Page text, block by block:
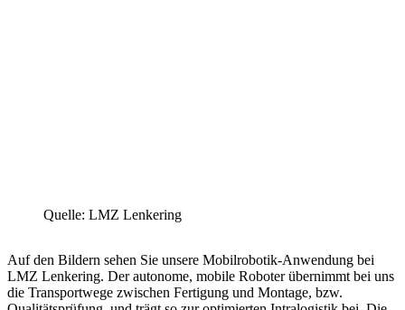
Quelle: LMZ Lenkering
Auf den Bildern sehen Sie unsere Mobilrobotik-Anwendung bei
LMZ Lenkering. Der autonome, mobile Roboter übernimmt bei uns
die Transportwege zwischen Fertigung und Montage, bzw.